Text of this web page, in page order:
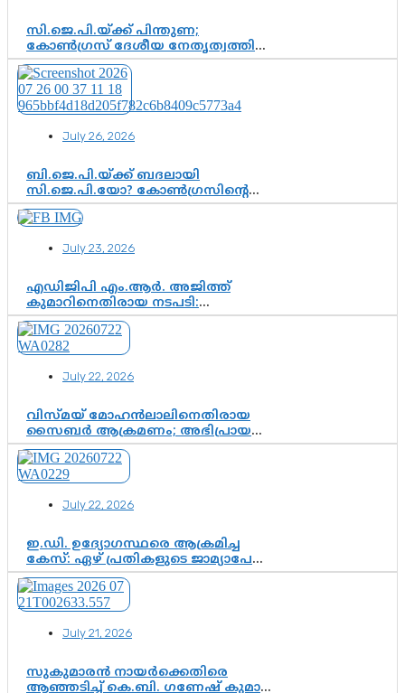
സി.ജെ.പി.യ്ക്ക് പിന്തുണ;
കോൺഗ്രസ് ദേശീയ നേതൃത്വത്തിൽ
ആശങ്കയോ? പാർട്ടിക്കുള്ളിൽ
ഭിന്നാഭിപ്രായമെന്ന വിലയിരുത്തൽ
July 26, 2026
ബി.ജെ.പി.യ്ക്ക് ബദലായി
സി.ജെ.പി.യോ? കോൺഗ്രസിന്റെ
രാഷ്ട്രീയ ഇടം കൈവശപ്പെടുത്താൻ
സിജെപി ഉയർന്നുകഴിഞ്ഞോ?
വഴിത്തിരിവ്
July 23, 2026
എഡിജിപി എം.ആർ. അജിത്ത്
കുമാറിനെതിരായ നടപടി:
സസ്പെൻഷനിൽ ഒതുങ്ങുമോ,
അതോ കൂടുതൽ കടുത്ത
നടപടികളിലേക്കോ?
July 22, 2026
വിസ്മയ് മോഹൻലാലിനെതിരായ
സൈബർ ആക്രമണം; അഭിപ്രായ
സ്വാതന്ത്ര്യത്തെ നിശ്ശബ്ദമാക്കുന്ന
ഡിജിറ്റൽ ഗുണ്ടായിസത്തിന് അറുതി
വേണം
July 22, 2026
ഇ.ഡി. ഉദ്യോഗസ്ഥരെ ആക്രമിച്ച
കേസ്: ഏഴ് പ്രതികളുടെ ജാമ്യാപേക്ഷ
വീണ്ടും തള്ളി; അന്വേഷണം തുടരാൻ
കോടതി അനുമതി
July 21, 2026
സുകുമാരൻ നായർക്കെതിരെ
ആഞ്ഞടിച്ച് കെ.ബി. ഗണേഷ് കുമാർ,